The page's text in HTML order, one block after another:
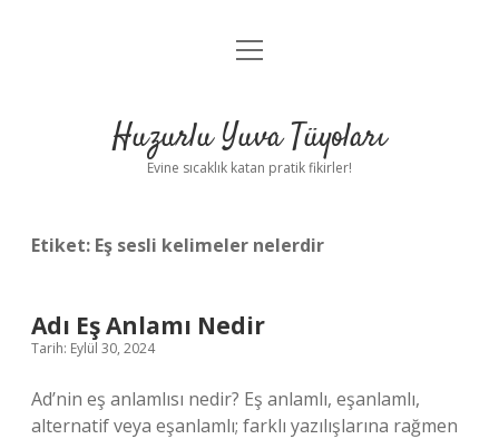
Anasayfa
Yasal Uyarı
menüyü
Huzurlu Yuva Tüyoları
Evine sıcaklık katan pratik fikirler!
Etiket: Eş sesli kelimeler nelerdir
Adı Eş Anlamı Nedir
Tarih: Eylül 30, 2024
Ad’nin eş anlamlısı nedir? Eş anlamlı, eşanlamlı,
alternatif veya eşanlamlı; farklı yazılışlarına rağmen